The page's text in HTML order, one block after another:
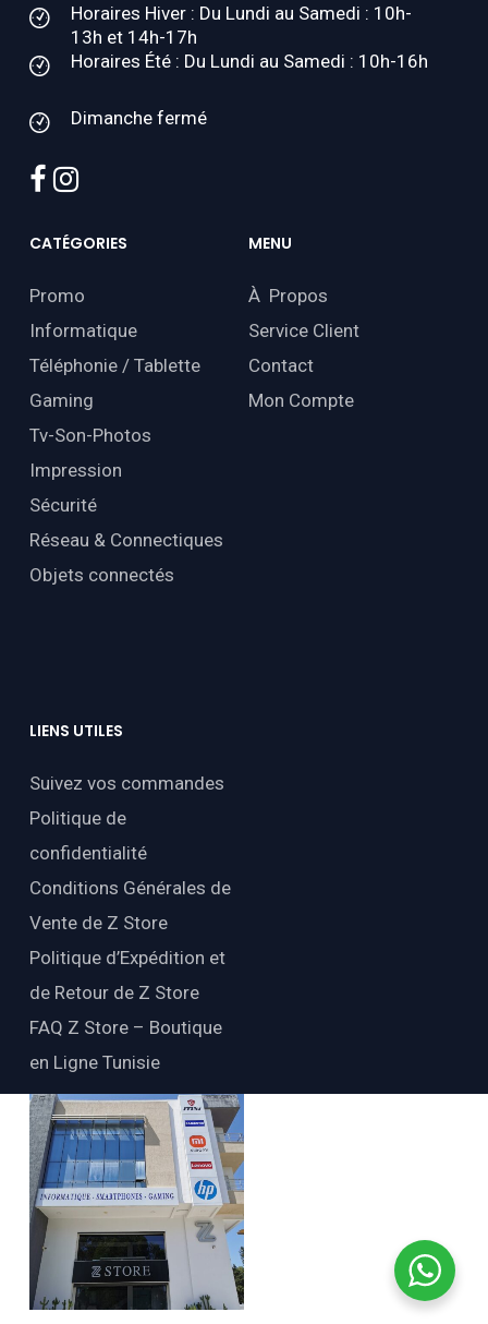
Horaires Hiver : Du Lundi au Samedi : 10h-
13h et 14h-17h
Horaires Été : Du Lundi au Samedi : 10h-16h
Dimanche fermé
facebook
instagram
CATÉGORIES
Promo
Informatique
Téléphonie / Tablette
Gaming
Tv-Son-Photos
Impression
Sécurité
Réseau & Connectiques
Objets connectés
MENU
À Propos
Service Client
Contact
Mon Compte
LIENS UTILES
Suivez vos commandes
Politique de
confidentialité
Conditions Générales de
Vente de Z Store
Politique d’Expédition et
de Retour de Z Store
FAQ Z Store – Boutique
en Ligne Tunisie